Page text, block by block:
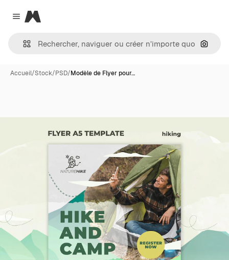
Close menu
Magnific
Accueil/Stock/PSD/Modèle de Flyer pour…